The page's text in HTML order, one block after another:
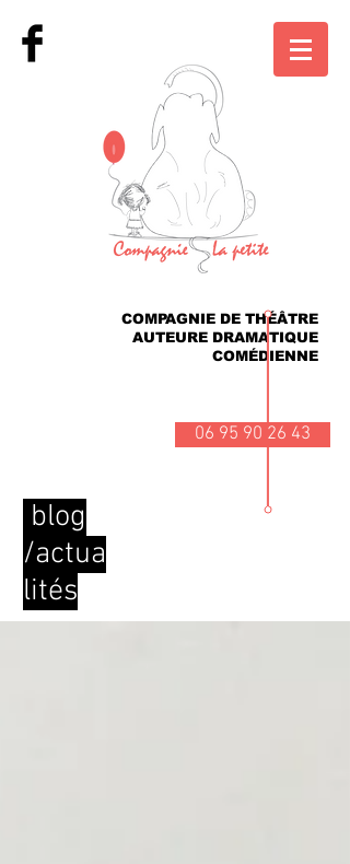
COMPAGNIE DE THÉÂTRE
AUTEURE DRAMATIQUE
COMÉDIENNE
06 95 90 26 43
blog
/actua
lités